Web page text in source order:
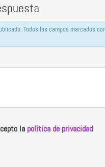
Todos los campos marcados
la política de privacidad